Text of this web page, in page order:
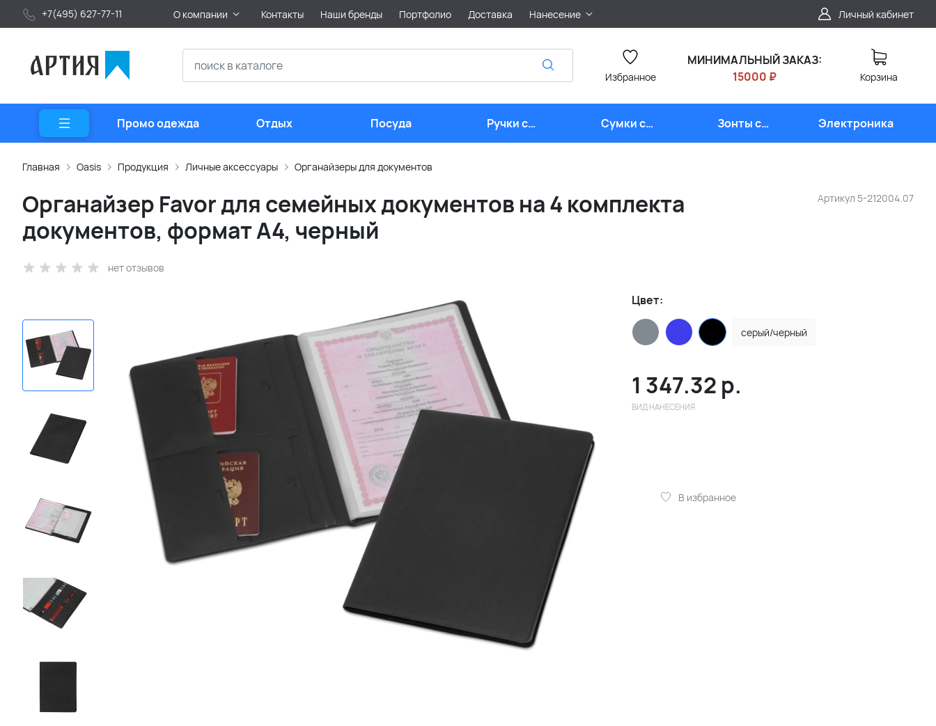
+7(495) 627-77-11 О компании Контакты Наши бренды Портфолио Доставка Нанесение Личный кабинет
Избранное
МИНИМАЛЬНЫЙ ЗАКАЗ:
15000 ₽
Корзина
Промо одежда Отдых Посуда
Ручки с
логотипом
Сумки с
логотипом
Зонты с
логотипом
Электроника
Главная Oasis Продукция Личные аксессуары Органайзеры для документов
Артикул 5-212004.07
Органайзер Favor для семейных документов на 4 комплекта
документов, формат А4, черный
нет отзывов
Цвет:
серый/черный
1 347.32 р.
ВИД НАНЕСЕНИЯ
В избранное